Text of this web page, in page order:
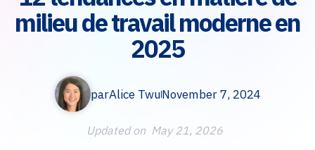
milieu de travail moderne en
2025
parAlice TwuNovember 7, 2024
Updated on May 21, 2026